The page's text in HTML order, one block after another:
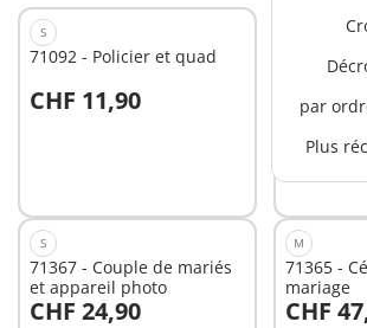
par
Plus
S
71092 - Policier et quad
CHF 11,90
Au panier
71040 -
et quad
CHF
Au
S
71367 - Couple de mariés
et appareil photo
CHF 24,90
M
71365 -
mariage
CHF